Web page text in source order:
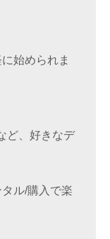
始められま
ど、好きなデ
ル/購入で楽